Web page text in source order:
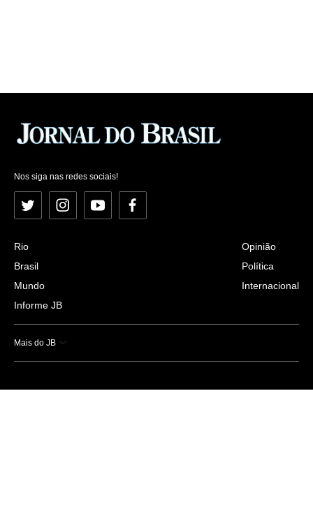
Nos siga nas redes sociais!
Twitter InstagramYouTubeFacebook
Rio
Brasil
Mundo
Informe JB
Opinião
Política
Internacional
Mais do JB
Esportes